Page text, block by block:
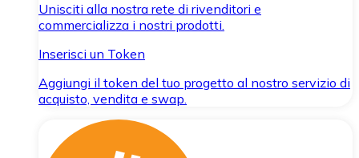
Unisciti alla nostra rete di rivenditori e
commercializza i nostri prodotti.
Inserisci un Token
Aggiungi il token del tuo progetto al nostro servizio di
acquisto, vendita e swap.